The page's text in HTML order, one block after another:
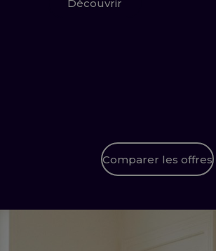
Découvrir
Comparer les offres